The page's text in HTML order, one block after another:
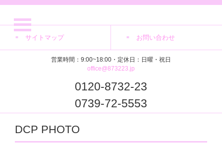
サイトマップ お問い合わせ
営業時間：9:00~18:00・定休日：日曜・祝日
office@873223.jp
0120-8732-23
0739-72-5553
DCP PHOTO